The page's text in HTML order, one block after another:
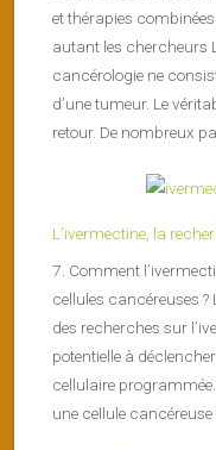
et thérapies
autant les chercheurs
cancérologie ne
d’une tumeur. Le
retour. De nombreux
L’ivermectine, la
7. Comment
cellules cancéreuses
des recherches sur
potentielle à
cellulaire
une cellule cancéreuse